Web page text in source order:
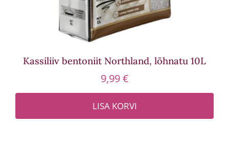
Kassiliiv bentoniit Northland, lõhnatu 10L
9,99€
LISA KORVI